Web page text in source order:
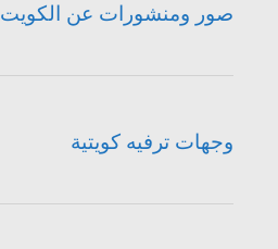
صور ومنشورات عن الكويت
وجهات ترفيه كويتية